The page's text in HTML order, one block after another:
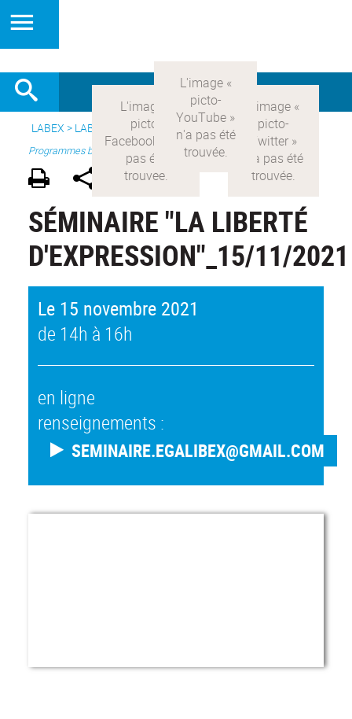
LABEX > LABEX COMOD> Version française > Recherche >
Programmes blanc
SÉMINAIRE "LA LIBERTÉ
D'EXPRESSION"_15/11/2021
Le 15 novembre 2021
de 14h à 16h
en ligne
renseignements :
SEMINAIRE.EGALIBEX@GMAIL.COM